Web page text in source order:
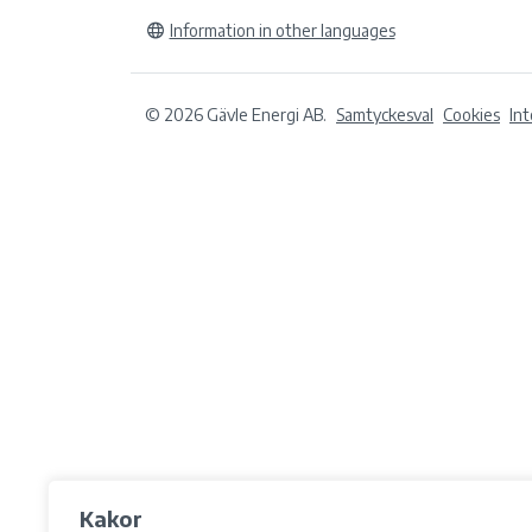
Kakor
Information in other languages
© 2026 Gävle Energi AB. Samtyckesval Cookies